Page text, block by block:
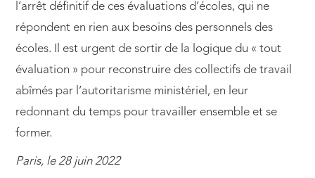
l’arrêt définitif de ces évaluations d’écoles, qui ne
répondent en rien aux besoins des personnels des
écoles. Il est urgent de sortir de la logique du « tout
évaluation » pour reconstruire des collectifs de travail
abîmés par l’autoritarisme ministériel, en leur
redonnant du temps pour travailler ensemble et se
former.
Paris, le 28 juin 2022